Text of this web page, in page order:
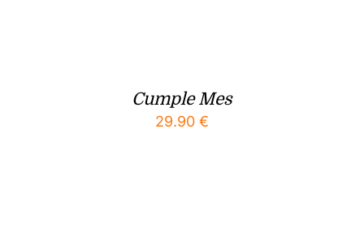
Cumple Mes
29.90 €